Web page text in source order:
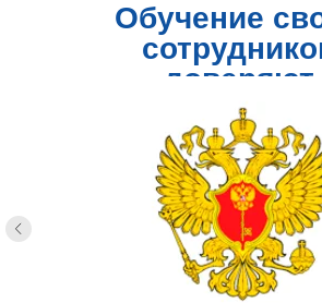
Обучение
доверяют